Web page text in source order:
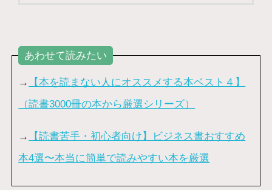
あわせて読みたい
→
【本を読まない人にオススメする本ベスト４】
（読書3000冊の本から厳選シリーズ）
→
【読書苦手・初心者向け】ビジネス書おすすめ
本4選〜本当に簡単で読みやすい本を厳選